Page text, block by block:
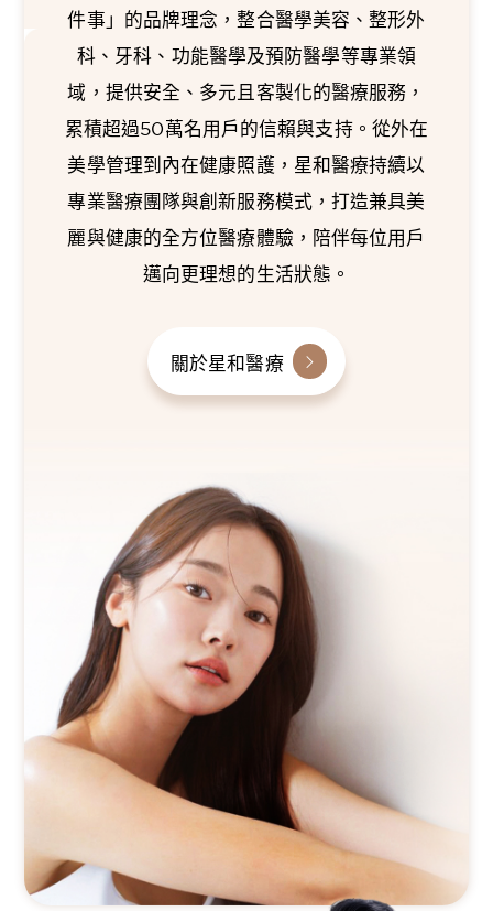
件事」的品牌理念，整合醫學美容、整形外
科、牙科、功能醫學及預防醫學等專業領
域，提供安全、多元且客製化的醫療服務，
累積超過50萬名用戶的信賴與支持。從外在
美學管理到內在健康照護，星和醫療持續以
專業醫療團隊與創新服務模式，打造兼具美
麗與健康的全方位醫療體驗，陪伴每位用戶
邁向更理想的生活狀態。
關於星和醫療